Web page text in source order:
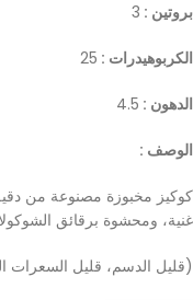
بروتين : 3
الكربوهيدرات : 25
الدهون : 4.5
الوصف :
كوكيز مخبوزة مصنوعة من
غنية، ومحشوة برقائق
(قليل الدسم، قليل السعرات